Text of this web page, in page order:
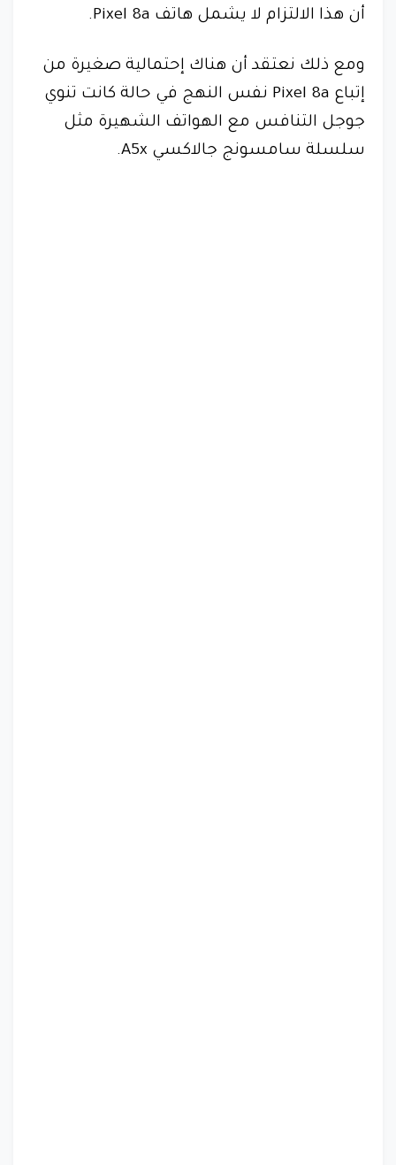
أن هذا الالتزام لا يشمل هاتف Pixel 8a.
ومع ذلك نعتقد أن هناك إحتمالية صغيرة من
إتباع Pixel 8a نفس النهج في حالة كانت تنوي
جوجل التنافس مع الهواتف الشهيرة مثل
سلسلة سامسونج جالاكسي A5x.